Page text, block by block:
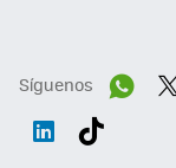
Síguenos